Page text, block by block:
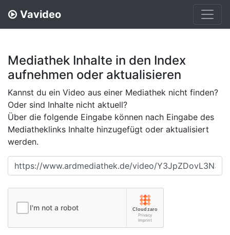
Vavideo
Mediathek Inhalte in den Index
aufnehmen oder aktualisieren
Kannst du ein Video aus einer Mediathek nicht finden?
Oder sind Inhalte nicht aktuell?
Über die folgende Eingabe können nach Eingabe des
Mediatheklinks Inhalte hinzugefügt oder aktualisiert
werden.